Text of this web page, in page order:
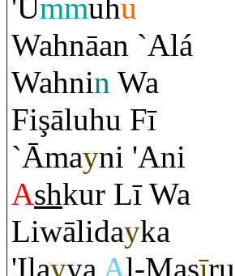
'Ummuhu
Wahnāan `Alá
Wahnin Wa
Fişāluhu Fī
`Āmayni 'Ani
Ashkur Lī Wa
Liwālidayka
'IlayyaAl-Maşīru